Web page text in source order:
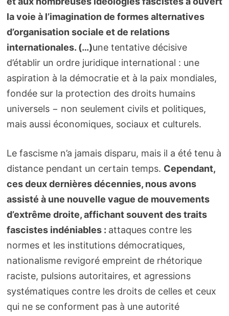
la voie à l’imagination de formes alternatives
d’organisation sociale et de relations
internationales. (…)une tentative décisive
d’établir un ordre juridique international : une
aspiration à la démocratie et à la paix mondiales,
fondée sur la protection des droits humains
universels − non seulement civils et politiques,
mais aussi économiques, sociaux et culturels.
Le fascisme n’a jamais disparu, mais il a été tenu à
distance pendant un certain temps. Cependant,
ces deux dernières décennies, nous avons
assisté à une nouvelle vague de mouvements
d’extrême droite, affichant souvent des traits
fascistes indéniables : attaques contre les
normes et les institutions démocratiques,
nationalisme revigoré empreint de rhétorique
raciste, pulsions autoritaires, et agressions
systématiques contre les droits de celles et ceux
qui ne se conforment pas à une autorité